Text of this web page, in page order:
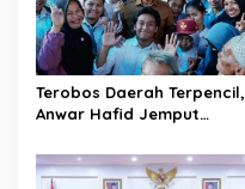
Terobos Daerah Terpencil,
Anwar Hafid Jemput
“Tak Boleh Ada Wilayah
yang Tertinggal”